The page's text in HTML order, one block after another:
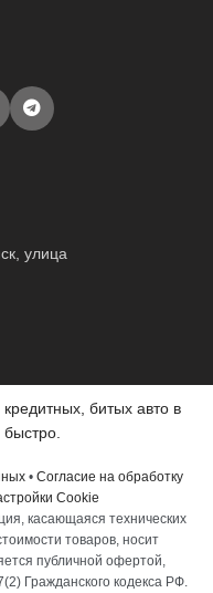
улица
битых авто в
• Согласие на обработку
Cookie
касающаяся технических
товаров, носит
публичной офертой,
Гражданского кодекса РФ.